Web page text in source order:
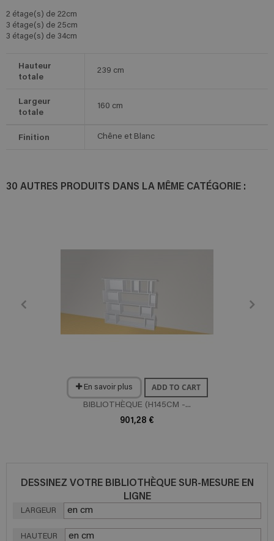
2 étage(s) de 22cm
3 étage(s) de 25cm
3 étage(s) de 34cm
Hauteur
totale
239 cm
Largeur
totale
160 cm
Finition Chêne et Blanc
30 AUTRES PRODUITS DANS LA MÊME CATÉGORIE :
En savoir plus ADD TO CART
BIBLIOTHÈQUE (H145CM -...
901,28 €
DESSINEZ VOTRE BIBLIOTHÈQUE SUR-MESURE EN
LIGNE
LARGEUR
HAUTEUR